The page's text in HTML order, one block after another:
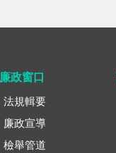
廉政窗口
法規輯要
廉政宣導
檢舉管道